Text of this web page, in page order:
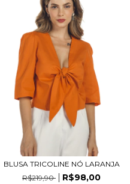
BLUSA TRICOLINE NÓ LARANJA
R$219,90
R$98,00